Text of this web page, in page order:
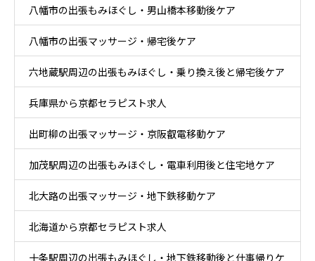
八幡市の出張もみほぐし・男山橋本移動後ケア
八幡市の出張マッサージ・帰宅後ケア
六地蔵駅周辺の出張もみほぐし・乗り換え後と帰宅後ケア
兵庫県から京都セラピスト求人
出町柳の出張マッサージ・京阪叡電移動ケア
加茂駅周辺の出張もみほぐし・電車利用後と住宅地ケア
北大路の出張マッサージ・地下鉄移動ケア
北海道から京都セラピスト求人
十条駅周辺の出張もみほぐし・地下鉄移動後と仕事帰りケ